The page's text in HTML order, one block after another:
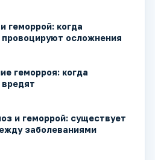
геморрой: когда
осложнения
геморроя: когда
и геморрой: существует
заболеваниями